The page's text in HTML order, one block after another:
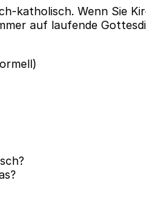
katholisch. Wenn Sie
auf laufende